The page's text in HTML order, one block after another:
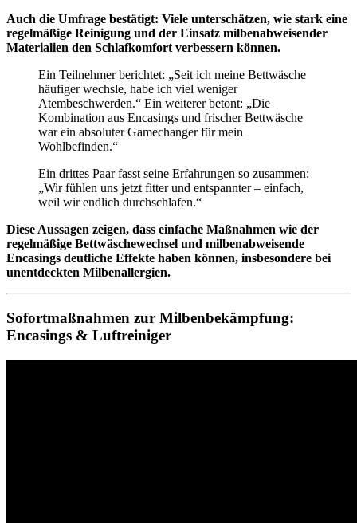
Auch die Umfrage bestätigt: Viele unterschätzen, wie stark eine
regelmäßige Reinigung und der Einsatz milbenabweisender
Materialien den Schlafkomfort verbessern können.
Ein Teilnehmer berichtet: „Seit ich meine Bettwäsche
häufiger wechsle, habe ich viel weniger
Atembeschwerden.“ Ein weiterer betont: „Die
Kombination aus Encasings und frischer Bettwäsche
war ein absoluter Gamechanger für mein
Wohlbefinden.“
Ein drittes Paar fasst seine Erfahrungen so zusammen:
„Wir fühlen uns jetzt fitter und entspannter – einfach,
weil wir endlich durchschlafen.“
Diese Aussagen zeigen, dass einfache Maßnahmen wie der
regelmäßige Bettwäschewechsel und milbenabweisende
Encasings deutliche Effekte haben können, insbesondere bei
unentdeckten Milbenallergien.
Sofortmaßnahmen zur Milbenbekämpfung:
Encasings & Luftreiniger